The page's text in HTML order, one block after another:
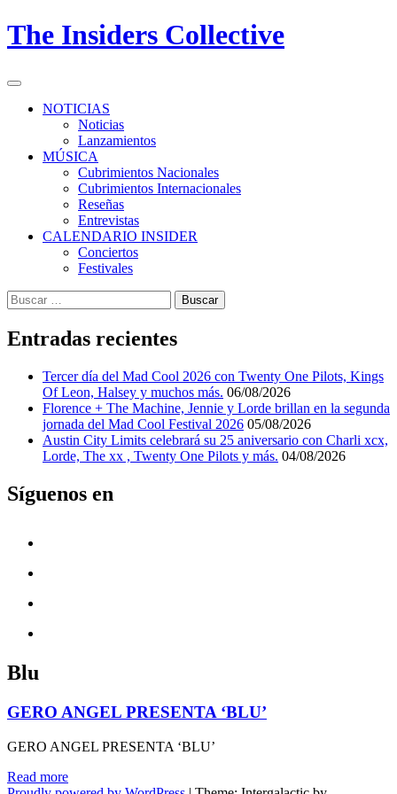
Skip
to
The Insiders Collective
Primary
NOTICIAS
Noticias
Lanzamientos
MÚSICA
Cubrimientos Nacionales
Cubrimientos Internacionales
Reseñas
Entrevistas
CALENDARIO INSIDER
Conciertos
Festivales
Buscar:
Entradas recientes
Tercer día del Mad Cool 2026 con Twenty One Pilots, Kings
Of Leon, Halsey y muchos más. 06/08/2026
Florence + The Machine, Jennie y Lorde brillan en la segunda
jornada del Mad Cool Festival 2026 05/08/2026
Austin City Limits celebrará su 25 aniversario con Charli xcx,
Lorde, The xx , Twenty One Pilots y más. 04/08/2026
Síguenos en
Blu
GERO ANGEL PRESENTA ‘BLU’
GERO ANGEL PRESENTA ‘BLU’
Read more"GERO